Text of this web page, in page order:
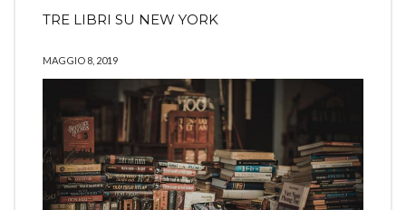
TRE LIBRI SU NEW YORK
MAGGIO 8, 2019